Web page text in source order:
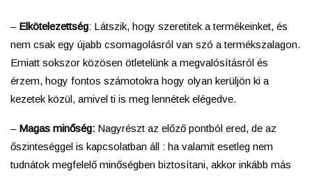
– Elkötelezettség: Látszik, hogy szeretitek a termékeinket, és
nem csak egy újabb csomagolásról van szó a termékszalagon.
Emiatt sokszor közösen ötletelünk a megvalósításról és
érzem, hogy fontos számotokra hogy olyan kerüljön ki a
kezetek közül, amivel ti is meg lennétek elégedve.
– Magas minőség: Nagyrészt az előző pontból ered, de az
őszinteséggel is kapcsolatban áll : ha valamit esetleg nem
tudnátok megfelelő minőségben biztosítani, akkor inkább más